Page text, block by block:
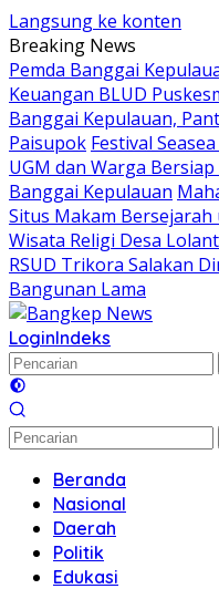
Langsung ke konten
Breaking News
Pemda Banggai
Keuangan BLUD
Banggai Kepulauan,
Paisupok Festival
UGM dan Warga
Banggai Kepulauan
Situs Makam
Wisata Religi Desa
RSUD Trikora Salakan
Bangunan Lama
LoginIndeks
Beranda
Nasional
Daerah
Politik
Edukasi